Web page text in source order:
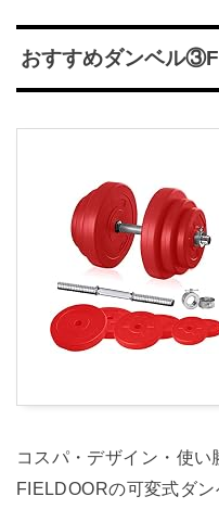
おすすめダンベル
コスパ・デザイン・使
FIELDOORの可変式ダン